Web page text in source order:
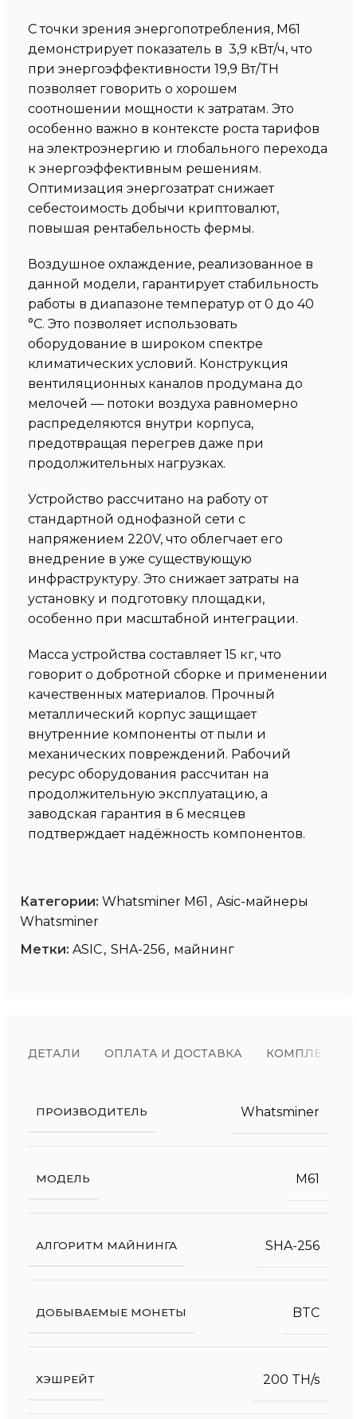
С точки зрения энергопотребления, M61
демонстрирует показатель в 3,9 кВт/ч, что
при энергоэффективности 19,9 Вт/TH
позволяет говорить о хорошем
соотношении мощности к затратам. Это
особенно важно в контексте роста тарифов
на электроэнергию и глобального перехода
к энергоэффективным решениям.
Оптимизация энергозатрат снижает
себестоимость добычи криптовалют,
повышая рентабельность фермы.
Воздушное охлаждение, реализованное в
данной модели, гарантирует стабильность
работы в диапазоне температур от 0 до 40
°C. Это позволяет использовать
оборудование в широком спектре
климатических условий. Конструкция
вентиляционных каналов продумана до
мелочей — потоки воздуха равномерно
распределяются внутри корпуса,
предотвращая перегрев даже при
продолжительных нагрузках.
Устройство рассчитано на работу от
стандартной однофазной сети с
напряжением 220V, что облегчает его
внедрение в уже существующую
инфраструктуру. Это снижает затраты на
установку и подготовку площадки,
особенно при масштабной интеграции.
Масса устройства составляет 15 кг, что
говорит о добротной сборке и применении
качественных материалов. Прочный
металлический корпус защищает
внутренние компоненты от пыли и
механических повреждений. Рабочий
ресурс оборудования рассчитан на
продолжительную эксплуатацию, а
заводская гарантия в 6 месяцев
подтверждает надёжность компонентов.
Категории: Whatsminer M61 , Asic-майнеры
Whatsminer
Метки: ASIC, SHA-256, майнинг
ДЕТАЛИ ОПЛАТА И ДОСТАВКА КОМПЛЕКТ
ПРОИЗВОДИТЕЛЬ Whatsminer
МОДЕЛЬ M61
АЛГОРИТМ МАЙНИНГА SHA-256
ДОБЫВАЕМЫЕ МОНЕТЫ BTC
ХЭШРЕЙТ 200 TH/s